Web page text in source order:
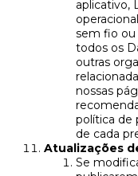
aplicativo,
sem fio ou
todos os
outras
nossas
política de
de cada
Atualizações
Se